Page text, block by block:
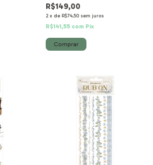
R$149,00
2 x de R$74,50 sem juros
R$141,55 com Pix